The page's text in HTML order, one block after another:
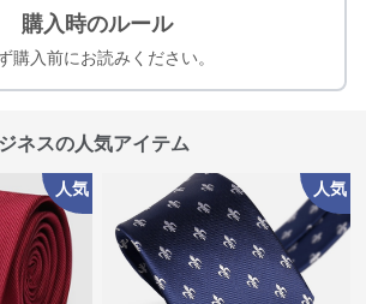
購入時のルール
購入前にお読みください。
ネスの人気アイテム
人気 人気